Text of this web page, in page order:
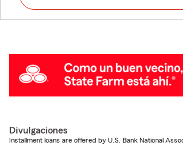
Divulgaciones
Installment loans are offered by U.S. Bank National